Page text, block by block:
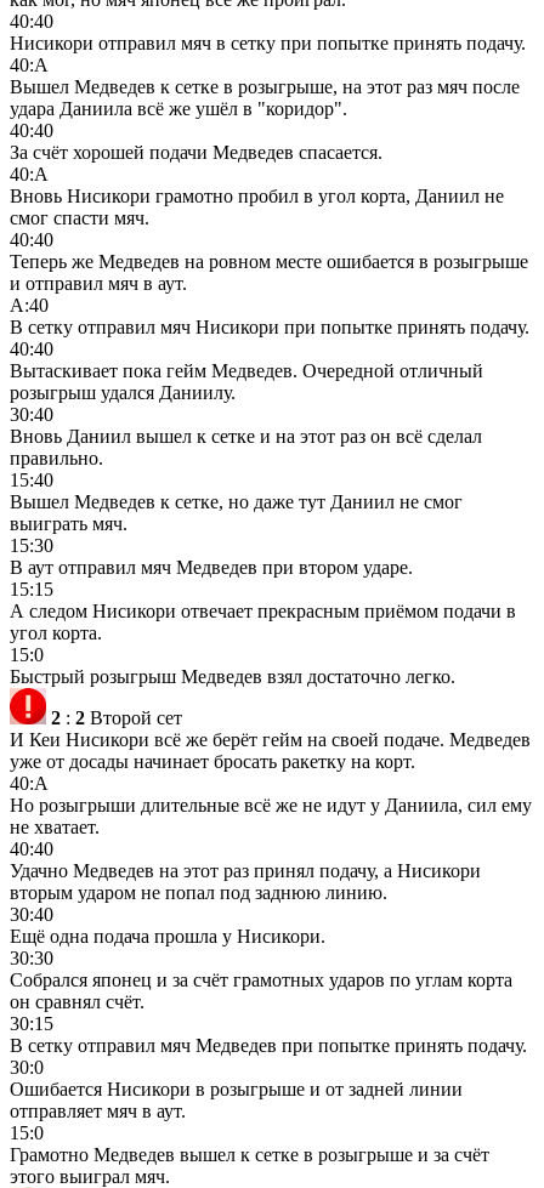
40:40
Нисикори отправил мяч в сетку при попытке принять подачу.
40:А
Вышел Медведев к сетке в розыгрыше, на этот раз мяч после
удара Даниила всё же ушёл в "коридор".
40:40
За счёт хорошей подачи Медведев спасается.
40:А
Вновь Нисикори грамотно пробил в угол корта, Даниил не
смог спасти мяч.
40:40
Теперь же Медведев на ровном месте ошибается в розыгрыше
и отправил мяч в аут.
А:40
В сетку отправил мяч Нисикори при попытке принять подачу.
40:40
Вытаскивает пока гейм Медведев. Очередной отличный
розыгрыш удался Даниилу.
30:40
Вновь Даниил вышел к сетке и на этот раз он всё сделал
правильно.
15:40
Вышел Медведев к сетке, но даже тут Даниил не смог
выиграть мяч.
15:30
В аут отправил мяч Медведев при втором ударе.
15:15
А следом Нисикори отвечает прекрасным приёмом подачи в
угол корта.
15:0
Быстрый розыгрыш Медведев взял достаточно легко.
2 : 2 Второй сет
И Кеи Нисикори всё же берёт гейм на своей подаче. Медведев
уже от досады начинает бросать ракетку на корт.
40:А
Но розыгрыши длительные всё же не идут у Даниила, сил ему
не хватает.
40:40
Удачно Медведев на этот раз принял подачу, а Нисикори
вторым ударом не попал под заднюю линию.
30:40
Ещё одна подача прошла у Нисикори.
30:30
Собрался японец и за счёт грамотных ударов по углам корта
он сравнял счёт.
30:15
В сетку отправил мяч Медведев при попытке принять подачу.
30:0
Ошибается Нисикори в розыгрыше и от задней линии
отправляет мяч в аут.
15:0
Грамотно Медведев вышел к сетке в розыгрыше и за счёт
этого выиграл мяч.